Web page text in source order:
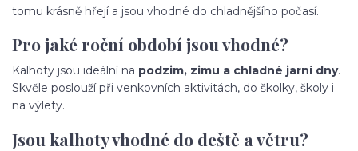
tomu krásně hřejí a jsou vhodné do chladnějšího počasí.
Pro jaké roční období jsou vhodné?
Kalhoty jsou ideální na podzim, zimu a chladné jarní dny.
Skvěle poslouží při venkovních aktivitách, do školky, školy i
na výlety.
Jsou kalhoty vhodné do deště a větru?